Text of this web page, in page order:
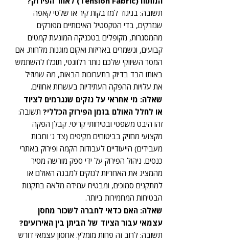
תשובה: בניגוד למדבקות קיר או שלטי קאפה
שנזרקים, בדי הטקסטיל האיכותיים מפורקים
מהמסגרות, מקופלים בטכניקה המונעת קמטים
קבועים, ונשמרים באריזות ואקום מוגנות מלחות. אם
המסר השיווקי שלכם נותר רלוונטי, תוכלו להשתמש
באותו הבד בדיוק בתערוכות הבאות, מה שמוזיל
את עלויות ההפקה העתידיות בעשרות אחוזים.
שאלה: מי אחראי על נזקים שנגרמים לציוד
או לחלל האולם בזמן הפירוק הכללי? תשובה:
זהו היבט משפטי ובטיחותי קריטי. קבלן הפקה
מקצועי מחזיק בביטוחים מקיפים (צד ג' וחבות
מעבידים) הייעודיים לעבודות הקמה ופירוק באתרי
כנסים. ניהול הפירוק על ידי ספק מורשה מסיר
מהמציג את האחריות לנזקים למבנה האולם או
למתקנים סמוכים, ומבטיח עמידה מלאה בתקנות
הבטיחות המחמירות ביותר.
שאלה: האם כדאי לחברה לשכור מחסן
עצמאי עבור הציוד של הביתן בין האירועים?
תשובה: לרוב זה פחות מומלץ. אחסון עצמאי דורש